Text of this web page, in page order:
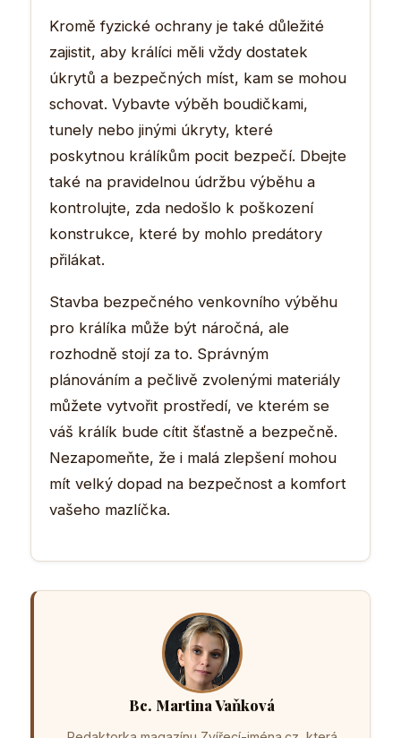
Kromě fyzické ochrany je také důležité
zajistit, aby králíci měli vždy dostatek
úkrytů a bezpečných míst, kam se mohou
schovat. Vybavte výběh boudičkami,
tunely nebo jinými úkryty, které
poskytnou králíkům pocit bezpečí. Dbejte
také na pravidelnou údržbu výběhu a
kontrolujte, zda nedošlo k poškození
konstrukce, které by mohlo predátory
přilákat.
Stavba bezpečného venkovního výběhu
pro králíka může být náročná, ale
rozhodně stojí za to. Správným
plánováním a pečlivě zvolenými materiály
můžete vytvořit prostředí, ve kterém se
váš králík bude cítit šťastně a bezpečně.
Nezapomeňte, že i malá zlepšení mohou
mít velký dopad na bezpečnost a komfort
vašeho mazlíčka.
Bc. Martina Vaňková